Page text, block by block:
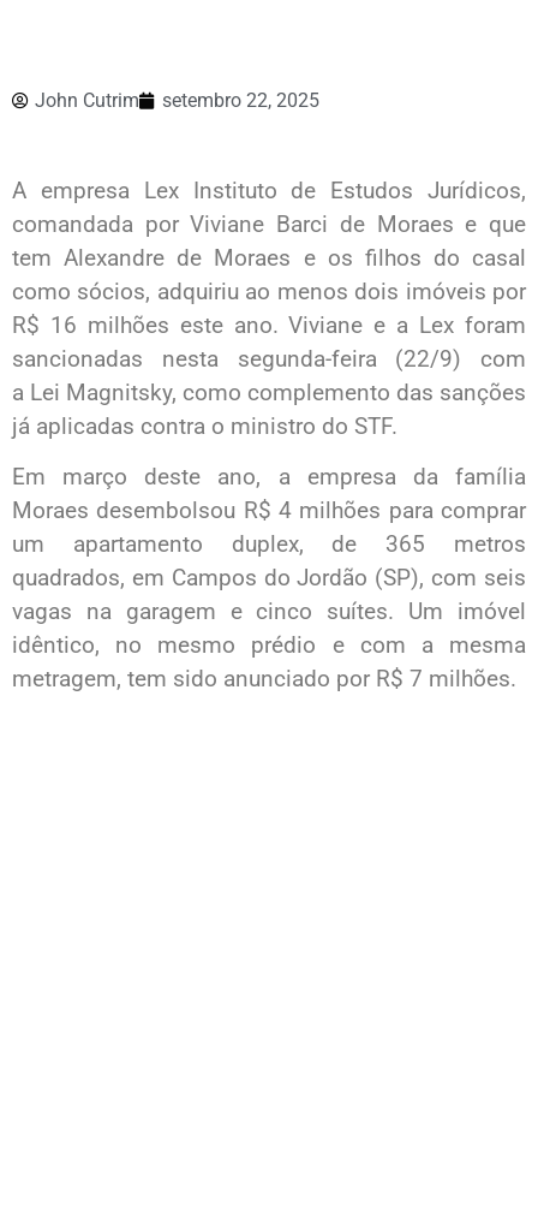
John Cutrim setembro 22, 2025
A empresa Lex Instituto de Estudos Jurídicos,
comandada por Viviane Barci de Moraes e que
tem Alexandre de Moraes e os filhos do casal
como sócios, adquiriu ao menos dois imóveis por
R$ 16 milhões este ano. Viviane e a Lex foram
sancionadas nesta segunda-feira (22/9) com
a Lei Magnitsky, como complemento das sanções
já aplicadas contra o ministro do STF.
Em março deste ano, a empresa da família
Moraes desembolsou R$ 4 milhões para comprar
um apartamento duplex, de 365 metros
quadrados, em Campos do Jordão (SP), com seis
vagas na garagem e cinco suítes. Um imóvel
idêntico, no mesmo prédio e com a mesma
metragem, tem sido anunciado por R$ 7 milhões.